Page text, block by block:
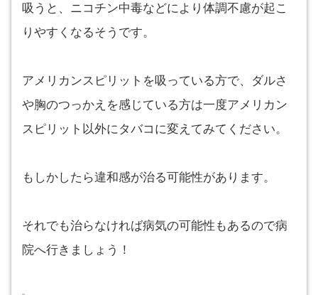
吸うと、ニコチン中毒などにより体調不慮が起こ
りやすくなるそうです。
アメリカンスピリットを吸っている方で、ダルさ
や胸のつっかえを感じている方は一度アメリカン
スピリット以外にタバコに変えてみてください。
もしかしたら違和感が治る可能性があります。
それでも治らなければ病気の可能性もあるので病
院へ行きましょう！